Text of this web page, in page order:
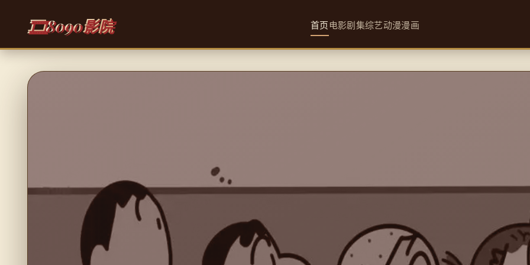
🎞️8090影院 首页 电影剧集综艺动漫漫画